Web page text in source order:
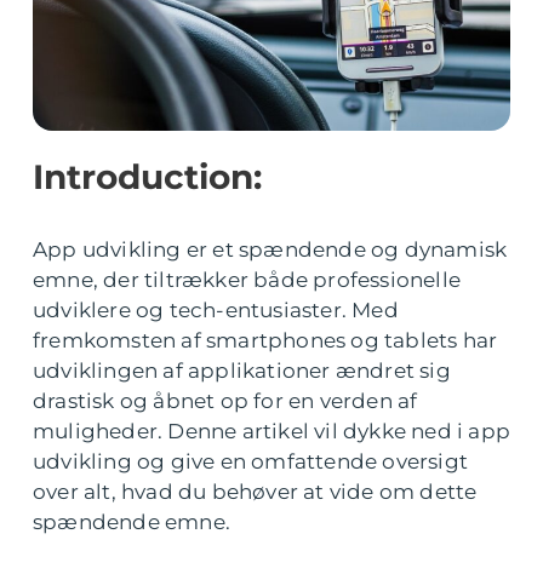
Introduction:
App udvikling er et spændende og dynamisk
emne, der tiltrækker både professionelle
udviklere og tech-entusiaster. Med
fremkomsten af smartphones og tablets har
udviklingen af applikationer ændret sig
drastisk og åbnet op for en verden af
muligheder. Denne artikel vil dykke ned i app
udvikling og give en omfattende oversigt
over alt, hvad du behøver at vide om dette
spændende emne.